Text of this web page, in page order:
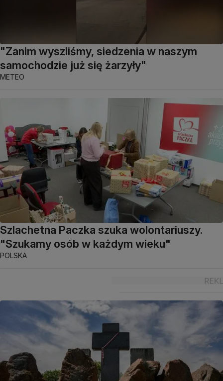
"Zanim wyszliśmy, siedzenia w naszym
samochodzie już się żarzyły"
METEO
Szlachetna Paczka szuka wolontariuszy.
"Szukamy osób w każdym wieku"
POLSKA